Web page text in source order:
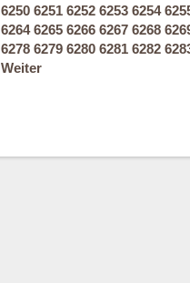
6250 6251 6252 6253 6254
6264 6265 6266 6267 6268
6278 6279 6280 6281 6282
Weiter